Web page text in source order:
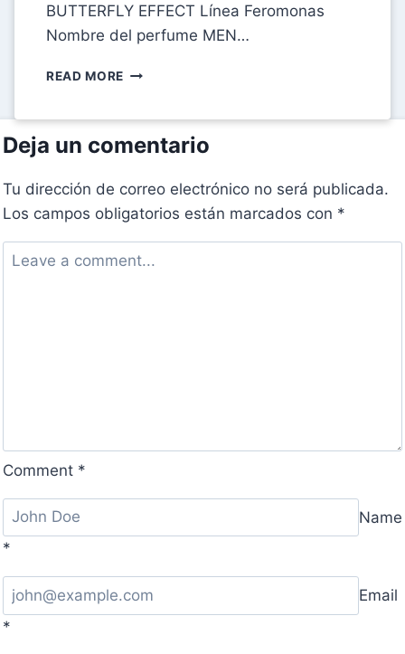
BUTTERFLY EFFECT Línea Feromonas
Nombre del perfume MEN…
READ MORE FICHA
MEN
Deja un comentario
Tu dirección de correo electrónico no será publicada.
Los campos obligatorios están marcados con *
Comment *
Name
*
Email
*